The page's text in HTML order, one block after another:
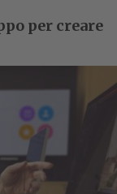
per creare